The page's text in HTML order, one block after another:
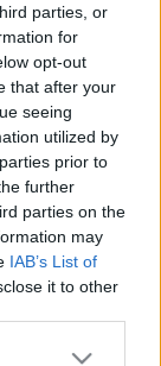
parties, or
for
opt-out
that after your
seeing
utilized by
prior to
further
parties on the
may
IAB’s List of
it to other
more Google
με το